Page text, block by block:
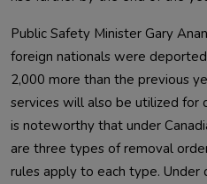
Public Safety Minister Gary
foreign nationals were
2,000 more than the previous
services will also be utilized for
is noteworthy that under
are three types of removal
rules apply to each type. Under